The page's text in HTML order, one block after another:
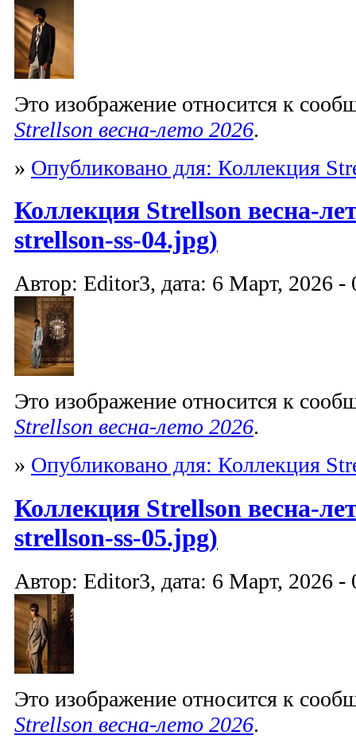
Это изображение относится к
Strellson весна-лето 2026.
» Опубликовано для: Коллекция
Коллекция Strellson весна-
strellson-ss-04.jpg)
Автор: Editor3, дата: 6 Март, 2026 -
Это изображение относится к
Strellson весна-лето 2026.
» Опубликовано для: Коллекция
Коллекция Strellson весна-
strellson-ss-05.jpg)
Автор: Editor3, дата: 6 Март, 2026 -
Это изображение относится к
Strellson весна-лето 2026.